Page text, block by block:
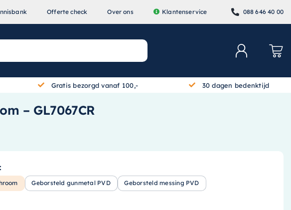
Offerte check Over ons Klantenservice 088 646 40 00
Gratis bezorgd vanaf 100,- 30 dagen bedenktijd
– GL7067CR
Geborsteld gunmetal PVD Geborsteld messing PVD